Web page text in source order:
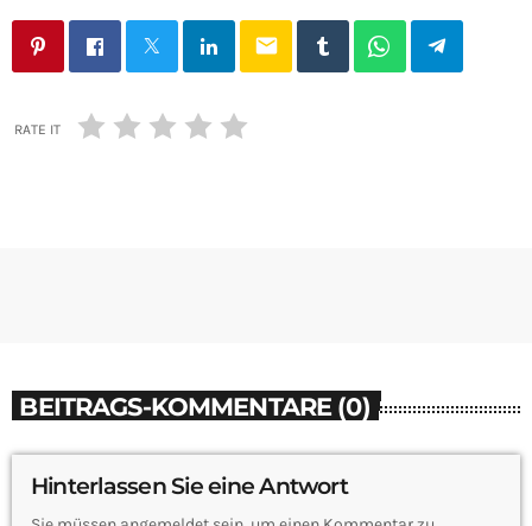
email
RATE IT
BEITRAGS-KOMMENTARE (0)
Hinterlassen Sie eine Antwort